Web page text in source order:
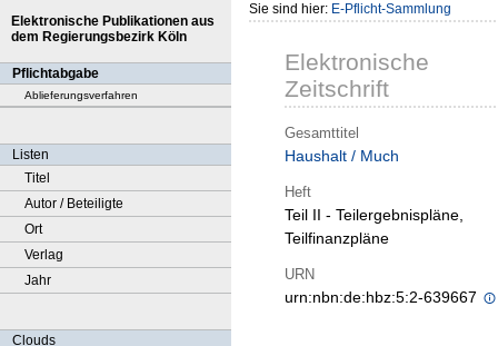
Elektronische Publikationen aus
dem Regierungsbezirk Köln
Pflichtabgabe
Ablieferungsverfahren
Listen
Titel
Autor / Beteiligte
Ort
Verlag
Jahr
Clouds
Sie sind hier: E-Pflicht-Sammlung
Elektronische
Zeitschrift
Gesamttitel
Haushalt / Much
Heft
Teil II - Teilergebnispläne,
Teilfinanzpläne
URN
urn:nbn:de:hbz:5:2-639667